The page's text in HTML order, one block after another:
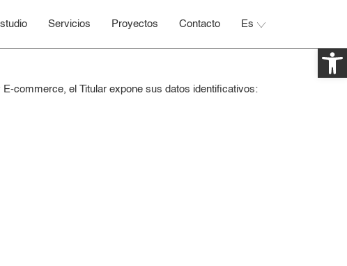
Servicios Proyectos Contacto Es
commerce, el Titular expone sus datos identificativos: